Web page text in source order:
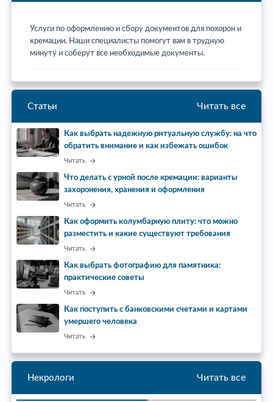
Услуги по оформлению и сбору документов для похорон и
кремации. Наши специалисты помогут вам в трудную
минуту и соберут все необходимые документы.
Статьи Читать все
Как выбрать надежную ритуальную службу: на что
обратить внимание и как избежать ошибок
Читать
Что делать с урной после кремации: варианты
захоронения, хранения и оформления
Читать
Как оформить колумбарную плиту: что можно
разместить и какие существуют требования
Читать
Как выбрать фотографию для памятника:
практические советы
Читать
Как поступить с банковскими счетами и картами
умершего человека
Читать
Некрологи Читать все